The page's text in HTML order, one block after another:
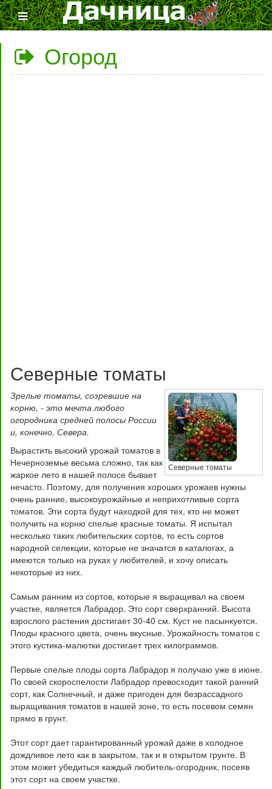
Огород
Северные томаты
Северные томаты
Зрелые томаты, созревшие на
корню, - это мечта любого
огородника средней полосы России
и, конечно, Севера.
Вырастить высокий урожай томатов в
Нечерноземье весьма сложно, так как
жаркое лето в нашей полосе бывает
нечасто. Поэтому, для получения хороших урожаев нужны
очень ранние, высокоурожайные и неприхотливые сорта
томатов. Эти сорта будут находкой для тех, кто не может
получить на корню спелые красные томаты. Я испытал
несколько таких любительских сортов, то есть сортов
народной селекции, которые не значатся в каталогах, а
имеются только на руках у любителей, и хочу описать
некоторые из них.
Самым ранним из сортов, которые я выращивал на своем
участке, является Лабрадор. Это сорт сверхранний. Высота
взрослого растения достигает 30-40 см. Куст не пасынкуется.
Плоды красного цвета, очень вкусные. Урожайность томатов с
этого кустика-малютки достигает трех килограммов.
Первые спелые плоды сорта Лабрадор я получаю уже в июне.
По своей скороспелости Лабрадор превосходит такой ранний
сорт, как Солнечный, и даже пригоден для безрассадного
выращивания томатов в нашей зоне, то есть посевом семян
прямо в грунт.
Этот сорт дает гарантированный урожай даже в холодное
дождливое лето как в закрытом, так и в открытом грунте. В
этом может убедиться каждый любитель-огородник, посеяв
этот сорт на своем участке.